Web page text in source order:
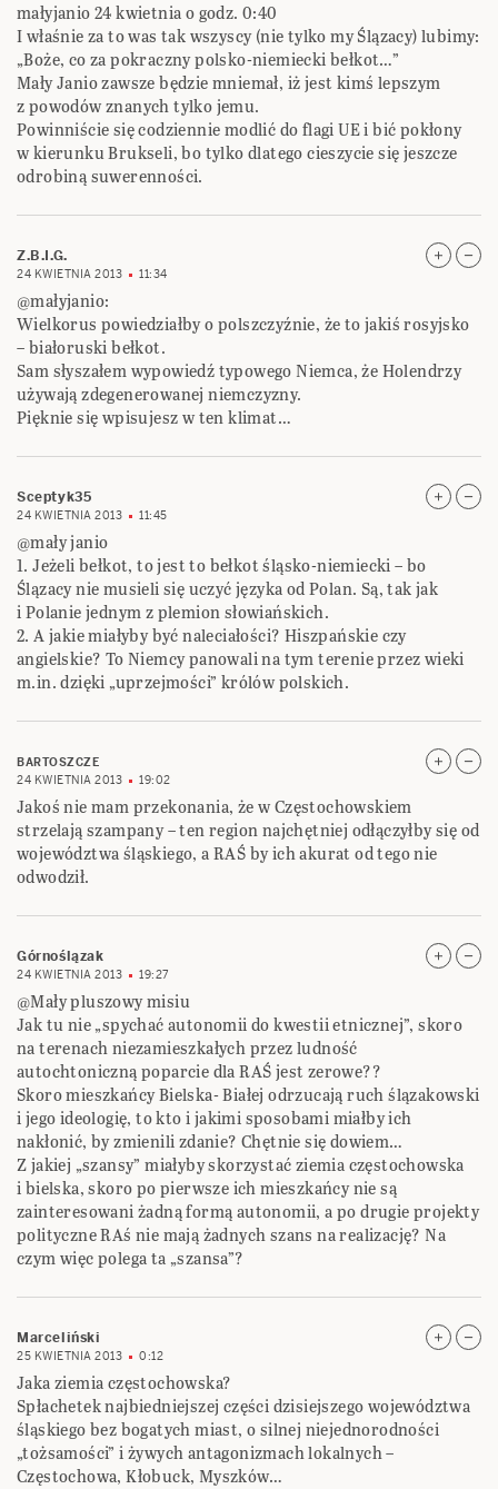
małyjanio 24 kwietnia o godz. 0:40
I właśnie za to was tak wszyscy (nie tylko my Ślązacy) lubimy:
„Boże, co za pokraczny polsko-niemiecki bełkot…”
Mały Janio zawsze będzie mniemał, iż jest kimś lepszym
z powodów znanych tylko jemu.
Powinniście się codziennie modlić do flagi UE i bić pokłony
w kierunku Brukseli, bo tylko dlatego cieszycie się jeszcze
odrobiną suwerenności.
Z.B.I.G.
24 KWIETNIA 2013 11:34
@małyjanio:
Wielkorus powiedziałby o polszczyźnie, że to jakiś rosyjsko
– białoruski bełkot.
Sam słyszałem wypowiedź typowego Niemca, że Holendrzy
używają zdegenerowanej niemczyzny.
Pięknie się wpisujesz w ten klimat…
Sceptyk35
24 KWIETNIA 2013 11:45
@mały janio
1. Jeżeli bełkot, to jest to bełkot śląsko-niemiecki – bo
Ślązacy nie musieli się uczyć języka od Polan. Są, tak jak
i Polanie jednym z plemion słowiańskich.
2. A jakie miałyby być naleciałości? Hiszpańskie czy
angielskie? To Niemcy panowali na tym terenie przez wieki
m.in. dzięki „uprzejmości” królów polskich.
BARTOSZCZE
24 KWIETNIA 2013
19:02
Jakoś nie mam przekonania, że w Częstochowskiem
strzelają szampany – ten region najchętniej odłączyłby się od
województwa śląskiego, a RAŚ by ich akurat od tego nie
odwodził.
Górnoślązak
24 KWIETNIA 2013 19:27
@Mały pluszowy misiu
Jak tu nie „spychać autonomii do kwestii etnicznej”, skoro
na terenach niezamieszkałych przez ludność
autochtoniczną poparcie dla RAŚ jest zerowe??
Skoro mieszkańcy Bielska- Białej odrzucają ruch ślązakowski
i jego ideologię, to kto i jakimi sposobami miałby ich
nakłonić, by zmienili zdanie? Chętnie się dowiem…
Z jakiej „szansy” miałyby skorzystać ziemia częstochowska
i bielska, skoro po pierwsze ich mieszkańcy nie są
zainteresowani żadną formą autonomii, a po drugie projekty
polityczne RAś nie mają żadnych szans na realizację? Na
czym więc polega ta „szansa”?
Marceliński
25 KWIETNIA 2013 0:12
Jaka ziemia częstochowska?
Spłachetek najbiedniejszej części dzisiejszego województwa
śląskiego bez bogatych miast, o silnej niejednorodności
„tożsamości” i żywych antagonizmach lokalnych –
Częstochowa, Kłobuck, Myszków…